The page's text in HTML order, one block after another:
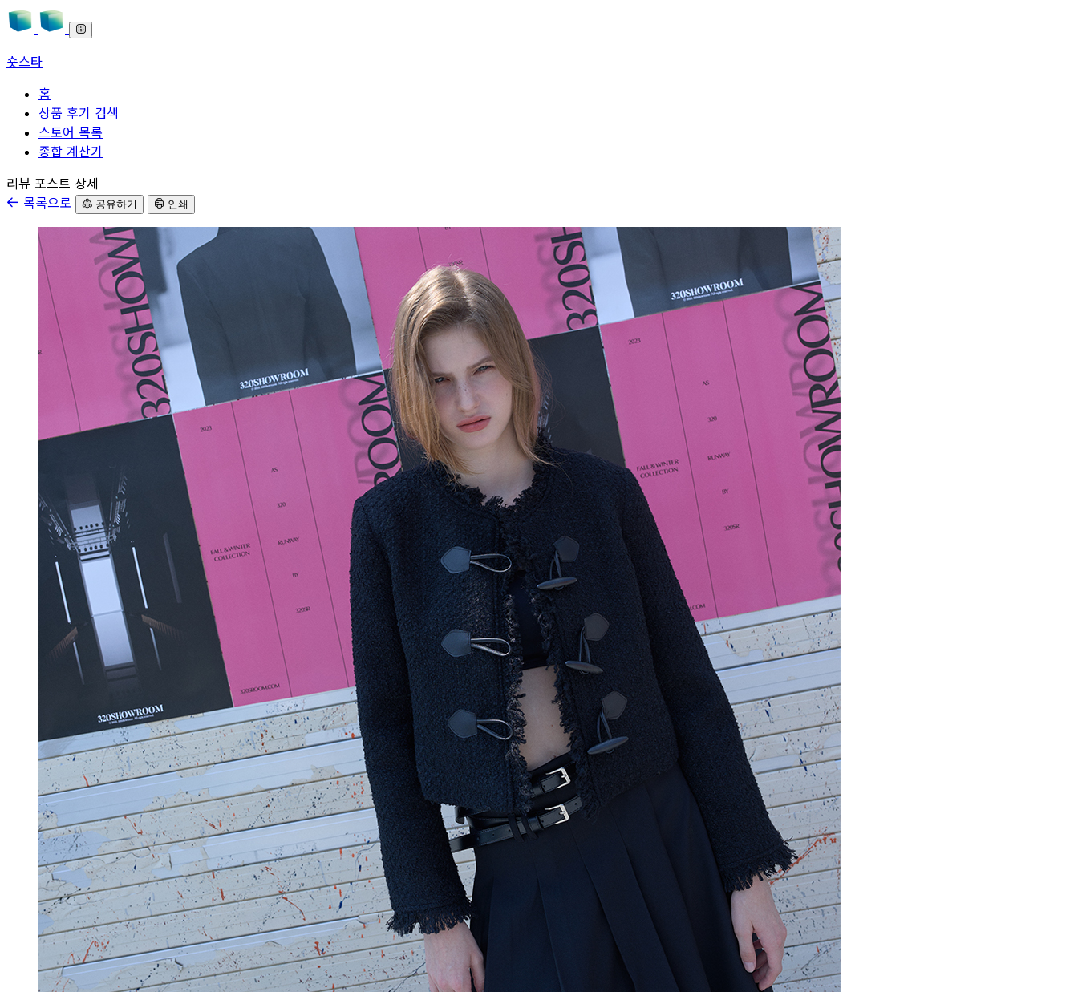
숏스타
홈
상품 후기 검색
스토어 목록
종합 계산기
본문으로 바로가기
리뷰 포스트 상세
목록으로
공유하기 인쇄